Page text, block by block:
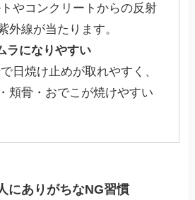
やコンクリートからの反射
外線が当たります。
ラになりやすい
焼け止めが取れやすく、
頬骨・おでこが焼けやすい
にありがちなNG習慣